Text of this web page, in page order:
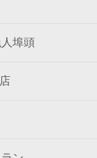
埠頭